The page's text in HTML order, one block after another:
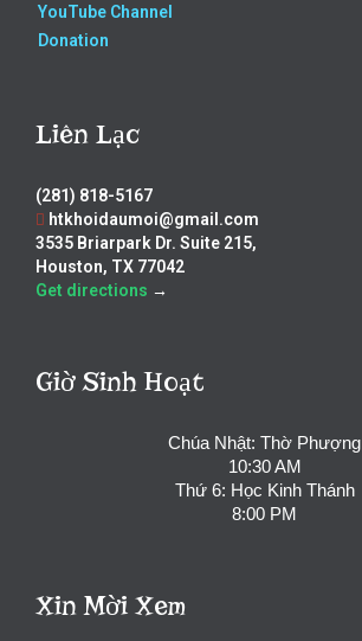
YouTube Channel
Donation
Liên Lạc
(281) 818-5167
htkhoidaumoi@gmail.com
3535 Briarpark Dr. Suite 215,
Houston, TX 77042
Get directions →
Giờ Sinh Hoạt
Chúa Nhật: Thờ Phượng
10:30 AM
Thứ 6: Học Kinh Thánh
8:00 PM
Xin Mời Xem